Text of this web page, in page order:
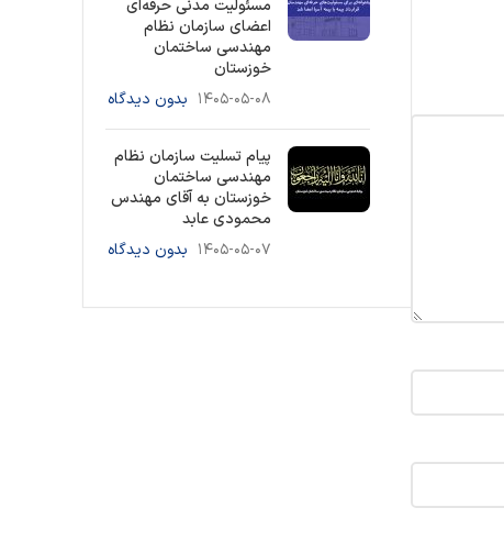
مسئولیت مدنی حرفه‌ای
اعضای سازمان نظام
مهندسی ساختمان
خوزستان
۱۴۰۵-۰۵-۰۸ بدون دیدگاه
پیام تسلیت سازمان نظام
مهندسی ساختمان
خوزستان به آقای مهندس
محمودی عابد
۱۴۰۵-۰۵-۰۷ بدون دیدگاه